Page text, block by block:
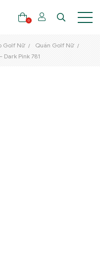
0
Golf Nữ
Quần Golf Nữ
Pink 781